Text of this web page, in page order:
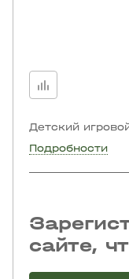
Детский
Подробности
сайте,